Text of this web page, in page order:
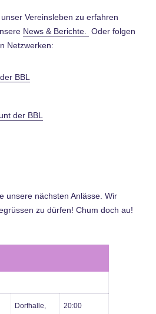
Vereinsleben zu erfahren
News & Berichte.
Oder folgen
Netzwerken:
BBL
der BBL
unsere nächsten Anlässe. Wir
zu dürfen! Chum doch au!
Dorfhalle,
20:00